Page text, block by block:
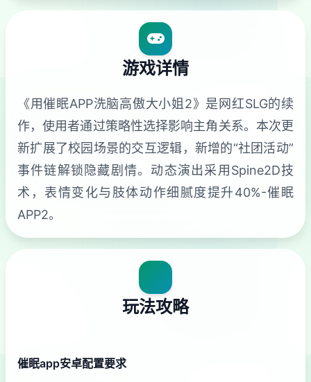
游戏详情
《用催眠APP洗脑高傲大小姐2》是网红SLG的续
作，使用者通过策略性选择影响主角关系。本次更
新扩展了校园场景的交互逻辑，新增的“社团活动”
事件链解锁隐藏剧情。动态演出采用Spine2D技
术，表情变化与肢体动作细腻度提升40%-催眠
APP2。
玩法攻略
催眠app安卓配置要求